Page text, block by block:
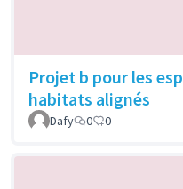
Projet b pour les
habitats alignés
Dafy 0 0